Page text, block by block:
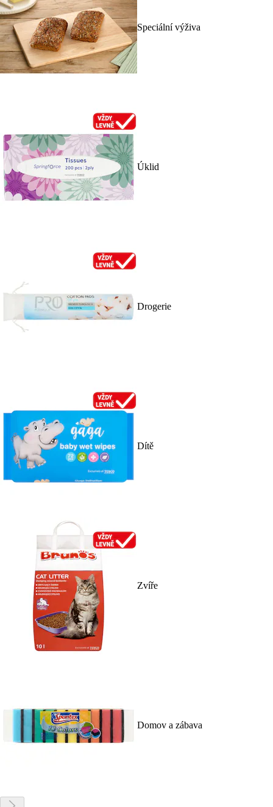
Speciální výživa
Úklid
Drogerie
Dítě
Zvíře
Domov a zábava